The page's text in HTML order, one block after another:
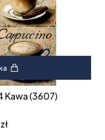
Kawa (3607)